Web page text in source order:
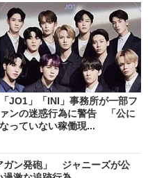
「JO1」「INI」事務所が一部フ
ァンの迷惑行為に警告 「公に
なっていない稼働現...
ガン発砲」 ジャニーズが公